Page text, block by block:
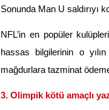
Sonunda Man U saldırıyı
NFL’in en popüler
hassas bilgilerinin o
mağdurlara tazminat
3. Olimpik kötü amaçlı